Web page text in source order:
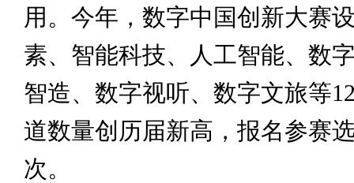
用。今年，数字中国创新大赛
素、智能科技、人工智能、数
智造、数字视听、数字文旅等
道数量创历届新高，报名参赛
次。